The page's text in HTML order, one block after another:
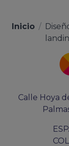
Inicio /
Calle Hoya